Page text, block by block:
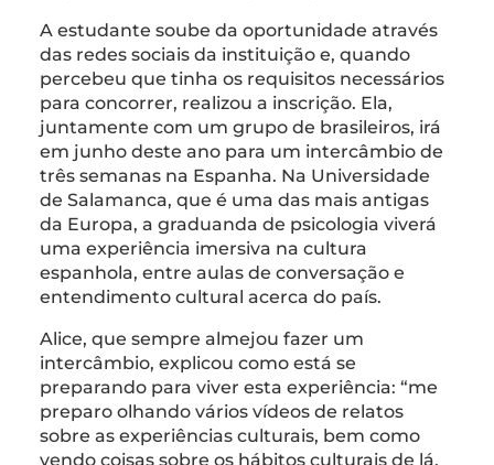
A estudante soube da oportunidade através
das redes sociais da instituição e, quando
percebeu que tinha os requisitos necessários
para concorrer, realizou a inscrição. Ela,
juntamente com um grupo de brasileiros, irá
em junho deste ano para um intercâmbio de
três semanas na Espanha. Na Universidade
de Salamanca, que é uma das mais antigas
da Europa, a graduanda de psicologia viverá
uma experiência imersiva na cultura
espanhola, entre aulas de conversação e
entendimento cultural acerca do país.
Alice, que sempre almejou fazer um
intercâmbio, explicou como está se
preparando para viver esta experiência: “me
preparo olhando vários vídeos de relatos
sobre as experiências culturais, bem como
vendo coisas sobre os hábitos culturais de lá,